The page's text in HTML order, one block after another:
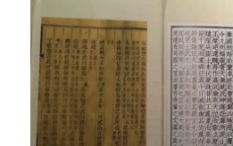
两
次
非
常
奇
特
且